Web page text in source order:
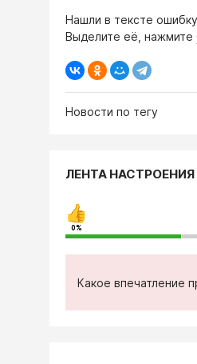
Нашли в тексте
Выделите её, нажмите
Новости по тегу
ЛЕНТА НАСТРОЕНИЯ
0%
Какое впечатление